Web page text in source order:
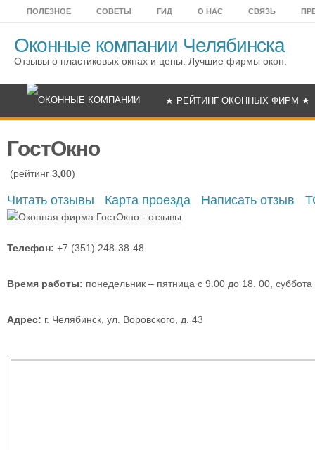
ПОЛЕЗНОЕ СОВЕТЫ ГИД О НАС СВЯЗЬ
Оконные компании Челябинска
Отзывы о пластиковых окнах и цены. Лучшие фирмы окон.
★ РЕЙТИНГ ОКОННЫХ ФИРМ ★
ГостОкно
(рейтинг 3,00)
Читать отзывы Карта проезда Написать отзыв
Телефон: +7 (351) 248-38-48
Время работы: понедельник – пятница с 9.00 до 18. 00,
Адрес: г. Челябинск, ул. Воровского, д. 43